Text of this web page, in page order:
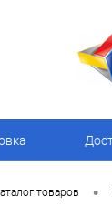
товаров •